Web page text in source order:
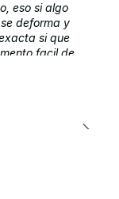
eso si algo
deforma y
si que
facil de
dejarla 3